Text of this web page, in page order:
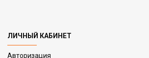
ЛИЧНЫЙ КАБИНЕТ
Авторизация